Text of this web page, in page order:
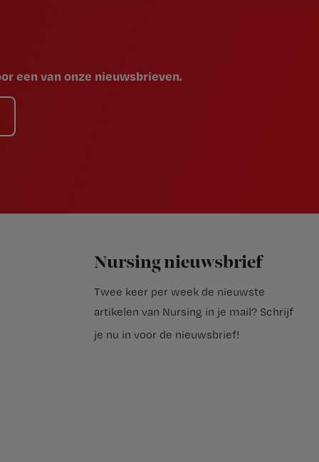
een van onze nieuwsbrieven.
Nursing nieuwsbrief
Twee keer per week de nieuwste
artikelen van Nursing in je mail? Schrijf
je nu in voor de nieuwsbrief!